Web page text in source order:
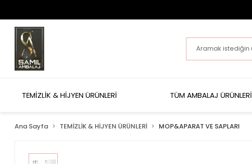
TEMİZLİK & HİJYEN ÜRÜNLERİ TÜM AMBALAJ ÜRÜNLERİ
Ana Sayfa TEMİZLİK & HİJYEN ÜRÜNLERİ MOP&APARAT VE SAPLARI